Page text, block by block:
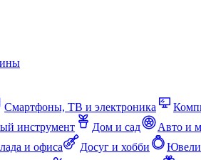
Смартфоны, ТВ и электроника
инструмент Дом и сад
Авто и
и офиса
Досуг и хобби